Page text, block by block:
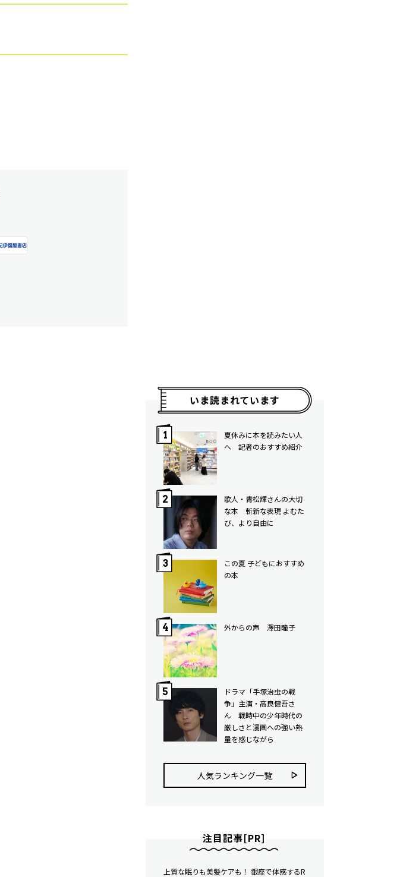
いま読まれています
夏休みに本を読みたい人
へ 記者のおすすめ紹介
歌人・青松輝さんの大切
な本 斬新な表現 よむた
び、より自由に
この夏 子どもにおすすめ
の本
外からの声 澤田瞳子
ドラマ「手塚治虫の戦
争」主演・高良健吾さ
ん 戦時中の少年時代の
厳しさと漫画への強い熱
量を感じながら
人気ランキング⼀覧
注目記事[PR]
上質な眠りも美髪ケアも！ 銀座で体感するR